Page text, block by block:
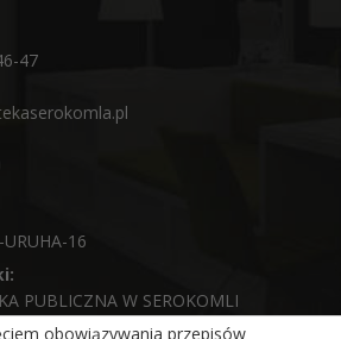
47
16
PUBLICZNA W SEROKOMLI
obowiązywania przepisów